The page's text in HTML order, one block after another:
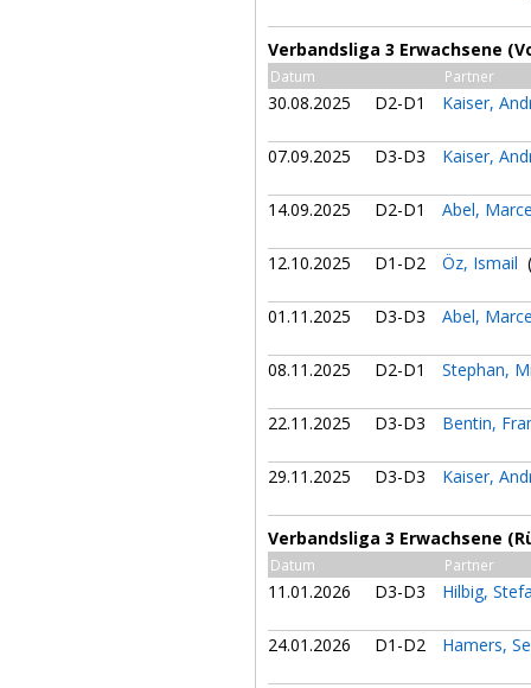
Verbandsliga 3 Erwachsene
Datum Partner
30.08.2025 D2-D1 Kaiser,
07.09.2025 D3-D3 Kaiser,
14.09.2025 D2-D1 Abel,
12.10.2025 D1-D2 Öz, Ismail
01.11.2025 D3-D3 Abel,
08.11.2025 D2-D1 Stephan,
22.11.2025 D3-D3 Bentin,
29.11.2025 D3-D3 Kaiser,
Verbandsliga 3 Erwachsene
Datum Partner
11.01.2026 D3-D3 Hilbig,
24.01.2026 D1-D2 Hamers,